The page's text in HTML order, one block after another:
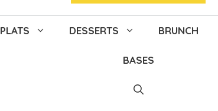
PLATS DESSERTS BRUNCH
BASES